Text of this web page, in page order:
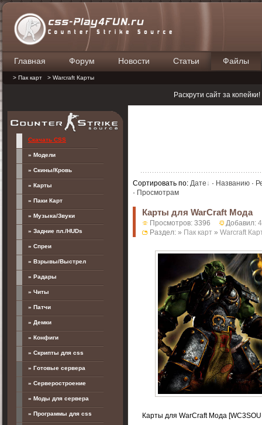
Главная Форум Новости Статьи Файлы
> Пак карт > Warcraft Карты
Раскрути сайт за
Сортировать по: Дате · Названию ·
· Просмотрам
Карты для WarCraft Мода
Просмотров: 3396 Добавил:
Раздел: » Пак карт » Warcraft
Карты для WarCraft Мода
Скачать CSS
» Модели
» Скины/Кровь
» Карты
» Паки Карт
» Музыка/Звуки
» Задние пл./HUDs
» Спреи
» Взрывы/Выстрел
» Радары
» Читы
» Патчи
» Демки
» Конфиги
» Скрипты для css
» Готовые сервера
» Серверостроение
» Моды для сервера
» Программы для css